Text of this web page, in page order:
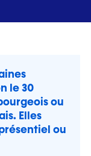
le 30
ou
Elles
ou